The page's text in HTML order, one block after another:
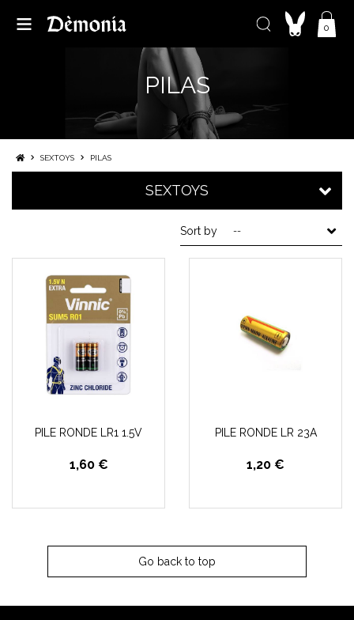
0
PILAS
SEXTOYS PILAS
SEXTOYS
Sort by --
PILE RONDE LR1 1.5V
1,60 €
PILE RONDE LR 23A
1,20 €
Go back to top